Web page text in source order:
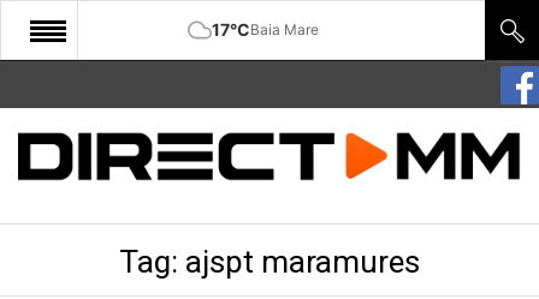
17°CBaia Mare
START
COMUNITATE
Tag: ajspt maramures